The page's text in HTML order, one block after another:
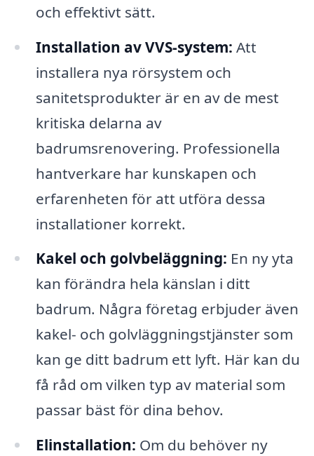
och effektivt sätt.
Installation av VVS-system: Att
installera nya rörsystem och
sanitetsprodukter är en av de mest
kritiska delarna av
badrumsrenovering. Professionella
hantverkare har kunskapen och
erfarenheten för att utföra dessa
installationer korrekt.
Kakel och golvbeläggning: En ny yta
kan förändra hela känslan i ditt
badrum. Några företag erbjuder även
kakel- och golvläggningstjänster som
kan ge ditt badrum ett lyft. Här kan du
få råd om vilken typ av material som
passar bäst för dina behov.
Elinstallation: Om du behöver ny